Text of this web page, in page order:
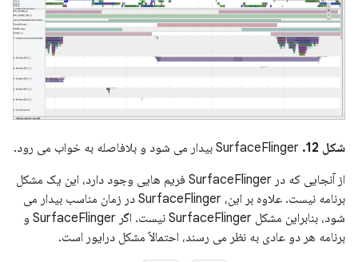
شکل 12.
از آنجایی که در SurfaceFlinger فریم هایی وجود دارد، این یک مشکل
برنامه نیست. علاوه بر این، SurfaceFlinger در زمان مناسب بیدار می
شود، بنابراین مشکل SurfaceFlinger نیست. اگر SurfaceFlinger و
برنامه هر دو عادی به نظر می رسند، احتمالاً مشکل درایور است.